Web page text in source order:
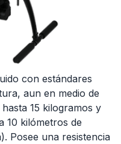
con estándares
aun en medio de
15 kilogramos y
10 kilómetros de
Posee una resistencia